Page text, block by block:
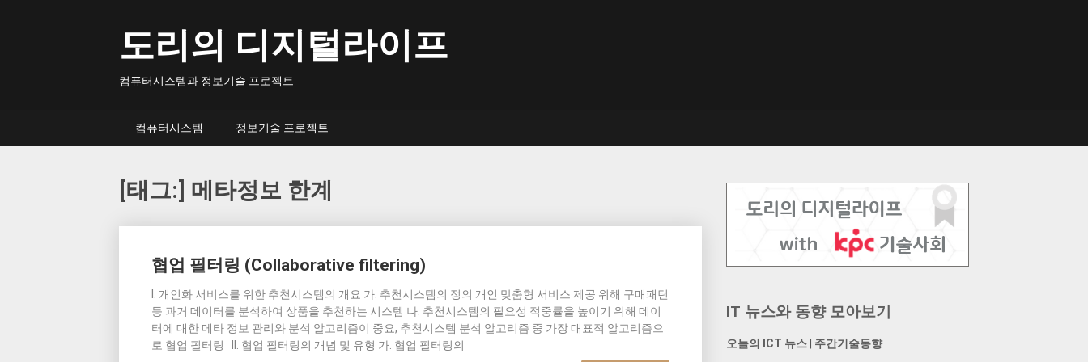
도리의 디지털라이프
컴퓨터시스템과 정보기술 프로젝트
컴퓨터시스템 정보기술 프로젝트
[태그:] 메타정보 한계
협업 필터링 (Collaborative filtering)
I. 개인화 서비스를 위한 추천시스템의 개요 가. 추천시스템의 정의 개인 맞춤형 서비스 제공 위해 구매패턴
등 과거 데이터를 분석하여 상품을 추천하는 시스템 나. 추천시스템의 필요성 적중률을 높이기 위해 데이
터에 대한 메타 정보 관리와 분석 알고리즘이 중요, 추천시스템 분석 알고리즘 중 가장 대표적 알고리즘으
로 협업 필터링 II. 협업 필터링의 개념 및 유형 가. 협업 필터링의
navigation
IT 뉴스와 동향 모아보기
오늘의 ICT 뉴스 주간기술동향